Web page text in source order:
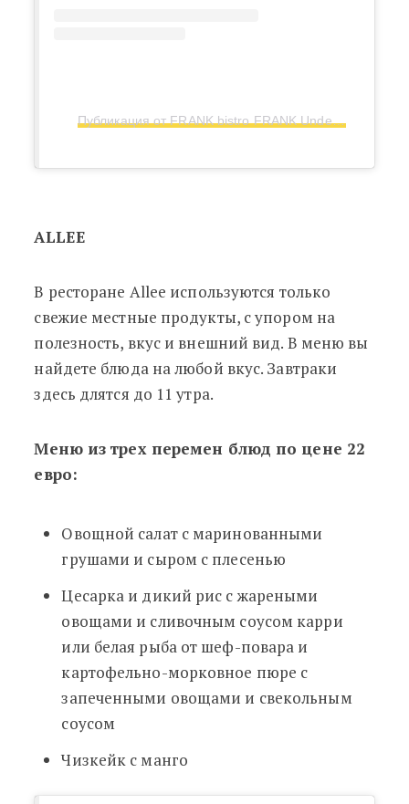
Публикация от FRANK bistro FRANK Underground (@frankbistrotallinn)
ALLEE
В ресторане Allee используются только
свежие местные продукты, с упором на
полезность, вкус и внешний вид. В меню вы
найдете блюда на любой вкус. Завтраки
здесь длятся до 11 утра.
Меню из трех перемен блюд по цене 22
евро:
Овощной салат с маринованными
грушами и сыром с плесенью
Цесарка и дикий рис с жареными
овощами и сливочным соусом карри
или белая рыба от шеф-повара и
картофельно-морковное пюре с
запеченными овощами и свекольным
соусом
Чизкейк с манго